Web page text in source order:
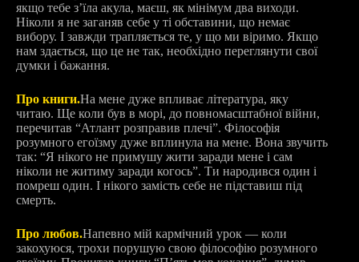
якщо тебе зʼїла акула, маєш, як мінімум два виходи.
Ніколи я не заганяв себе у ті обставини, що немає
вибору. І завжди трапляється те, у що ми віримо. Якщо
нам здається, що це не так, необхідно переглянути свої
думки і бажання.
Про книги.На мене дуже впливає література, яку
читаю. Ще коли був в морі, до повномасштабної війни,
перечитав “Атлант розправив плечі”. Філософія
розумного егоїзму дуже вплинула на мене. Вона звучить
так: “Я нікого не примушу жити заради мене і сам
ніколи не житиму заради когось”. Ти народився один і
помреш один. І нікого замість себе не підставиш під
смерть.
Про любов.Напевно мій кармічний урок — коли
закохуюся, трохи порушую свою філософію розумного